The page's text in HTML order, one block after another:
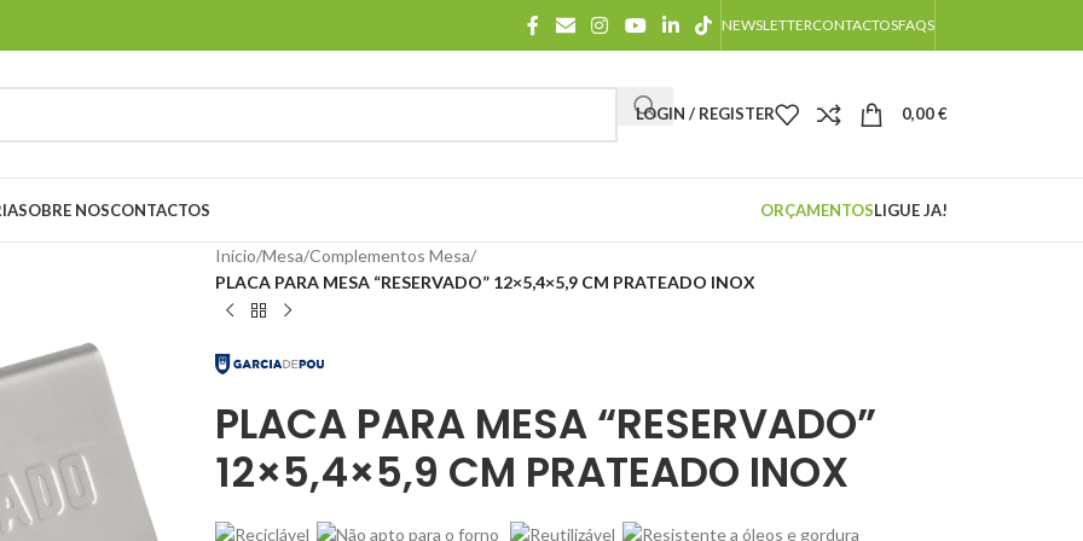
NEWSLETTERCONTACTOSFAQS
LOGIN / REGISTER 0,00€
SOBRE NOSCONTACTOS ORÇAMENTOSLIGUE JA!
Início/Mesa/Complementos Mesa/
PLACA PARA MESA “RESERVADO” 12×5,4×5,9 CM PRATEADO INOX
PLACA PARA MESA “RESERVADO”
12×5,4×5,9 CM PRATEADO INOX